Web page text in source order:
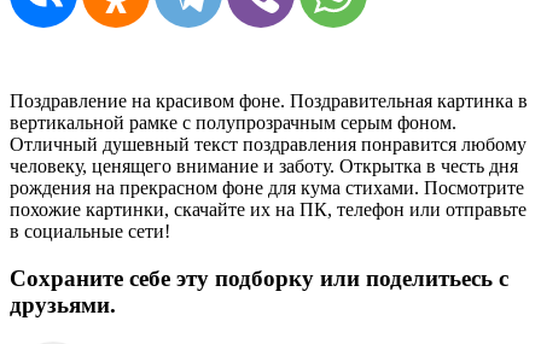
Поздравление на красивом фоне. Поздравительная картинка в
вертикальной рамке с полупрозрачным серым фоном.
Отличный душевный текст поздравления понравится любому
человеку, ценящего внимание и заботу. Открытка в честь дня
рождения на прекрасном фоне для кума стихами. Посмотрите
похожие картинки, скачайте их на ПК, телефон или отправьте
в социальные сети!
Сохраните себе эту подборку или поделитьесь с
друзьями.